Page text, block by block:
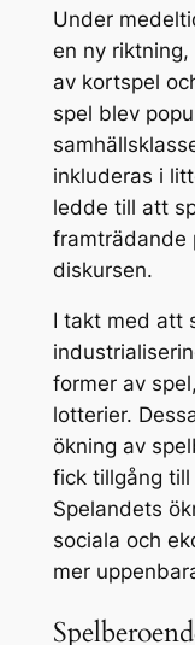
Under
en ny
av kortspel
spel blev
inkluderas i
ledde till att
framträdande
diskursen.
I takt med att
former av
lotterier.
ökning av
fick tillgång
Spelandets
sociala och
mer